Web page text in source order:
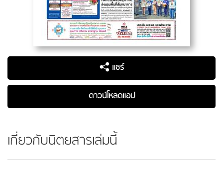
แชร์
ดาวน์โหลดแอป
เกี่ยวกับนิตยสารเล่มนี้